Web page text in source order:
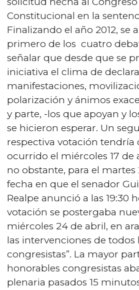
Constitucional en la
Finalizando el año 2012, se
primero de los cuatro
señalar que desde que se
iniciativa el clima de
manifestaciones,
polarización y ánimos
y parte, -los que apoyan y
se hicieron esperar. Un
respectiva votación tendría
ocurrido el miércoles 17 de
no obstante, para el martes
fecha en que el senador
Realpe anunció a las 19:30
votación se postergaba
miércoles 24 de abril, en
las intervenciones de todos
congresistas”. La mayor
honorables congresistas
plenaria pasados 15